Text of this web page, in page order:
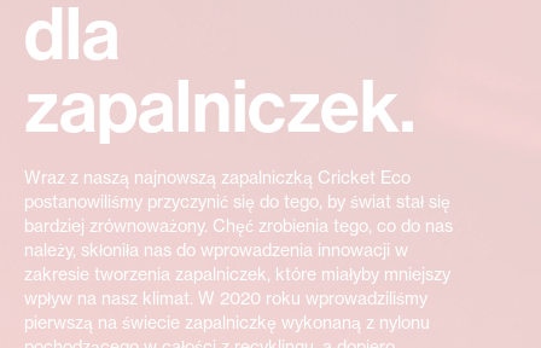
dla
zapalniczek.
Wraz z naszą najnowszą zapalniczką Cricket Eco
postanowiliśmy przyczynić się do tego, by świat stał się
bardziej zrównoważony. Chęć zrobienia tego, co do nas
należy, skłoniła nas do wprowadzenia innowacji w
zakresie tworzenia zapalniczek, które miałyby mniejszy
wpływ na nasz klimat. W 2020 roku wprowadziliśmy
pierwszą na świecie zapalniczkę wykonaną z nylonu